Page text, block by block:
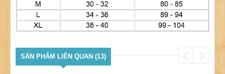
SẢN PHẨM LIÊN QUAN (13)